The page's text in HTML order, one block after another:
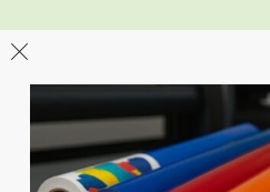
León
Sucursal